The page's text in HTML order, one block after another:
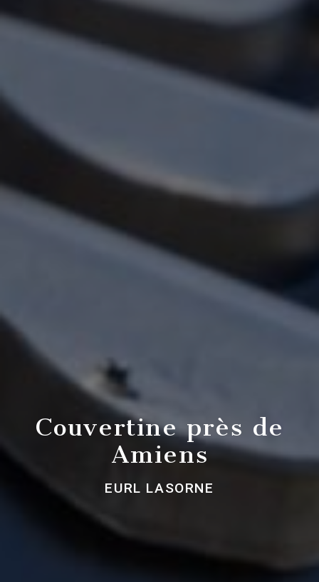
Couvertine près de
Amiens
EURL LASORNE